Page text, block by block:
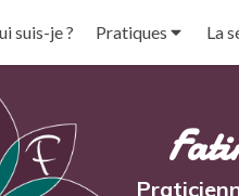
suis-je ? Pratiques La